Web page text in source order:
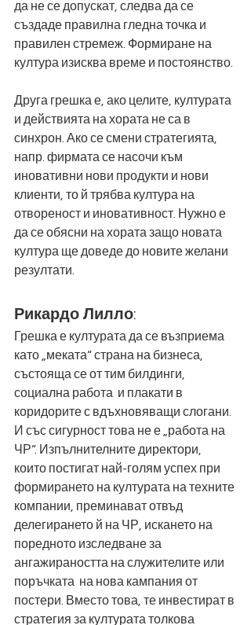
да не се допускат, следва да се
създаде правилна гледна точка и
правилен стремеж. Формиране на
култура изисква време и постоянство.
Друга грешка е, ако целите, културата
и действията на хората не са в
синхрон. Ако се смени стратегията,
напр. фирмата се насочи към
иновативни нови продукти и нови
клиенти, то й трябва култура на
отвореност и иновативност. Нужно е
да се обясни на хората защо новата
култура ще доведе до новите желани
резултати.
Рикардо Лилло:
Грешка е културата да се възприема
като „меката“ страна на бизнеса,
състояща се от тим билдинги,
социална работа  и плакати в
коридорите с вдъхновяващи слогани.
И със сигурност това не е „работа на
ЧР“. Изпълнителните директори,
които постигат най-голям успех при
формирането на културата на техните
компании, преминават отвъд
делегирането й на ЧР, искането на
поредното изследване за
ангажираността на служителите или
поръчката  на нова кампания от
постери. Вместо това, те инвестират в
стратегия за културата толкова